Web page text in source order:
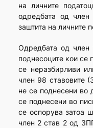
на личните
одредбата од
заштита на личните
Одредбата од член
поднесоците кои се
се неразбирливи
член 98 ставовите
не се поднесени во
се поднесени во
се оспорува затоа
член 2 став 2 од